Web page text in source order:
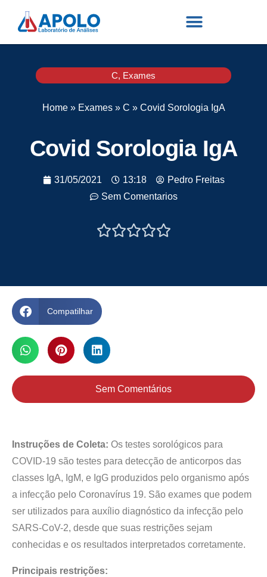
C, Exames
Home» Exames» C » Covid Sorologia IgA
Covid Sorologia IgA
31/05/2021 13:18
Pedro Freitas
Sem Comentarios

Compatilhar
Sem Comentários
Instruções de Coleta: Os testes sorológicos para
COVID-19 são testes para detecção de anticorpos das
classes IgA, IgM, e IgG produzidos pelo organismo após
a infecção pelo Coronavírus 19. São exames que podem
ser utilizados para auxílio diagnóstico da infecção pelo
SARS-CoV-2, desde que suas restrições sejam
conhecidas e os resultados interpretados corretamente.
Principais restrições: